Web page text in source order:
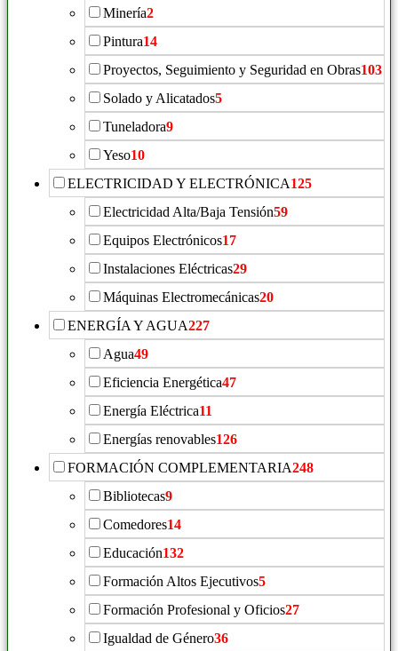
Minería2
Pintura14
Proyectos, Seguimiento y Seguridad en Obras103
Solado y Alicatados5
Tuneladora9
Yeso10
ELECTRICIDAD Y ELECTRÓNICA125
Electricidad Alta/Baja Tensión59
Equipos Electrónicos17
Instalaciones Eléctricas29
Máquinas Electromecánicas20
ENERGÍA Y AGUA227
Agua49
Eficiencia Energética47
Energía Eléctrica11
Energías renovables126
FORMACIÓN COMPLEMENTARIA248
Bibliotecas9
Comedores14
Educación132
Formación Altos Ejecutivos5
Formación Profesional y Oficios27
Igualdad de Género36